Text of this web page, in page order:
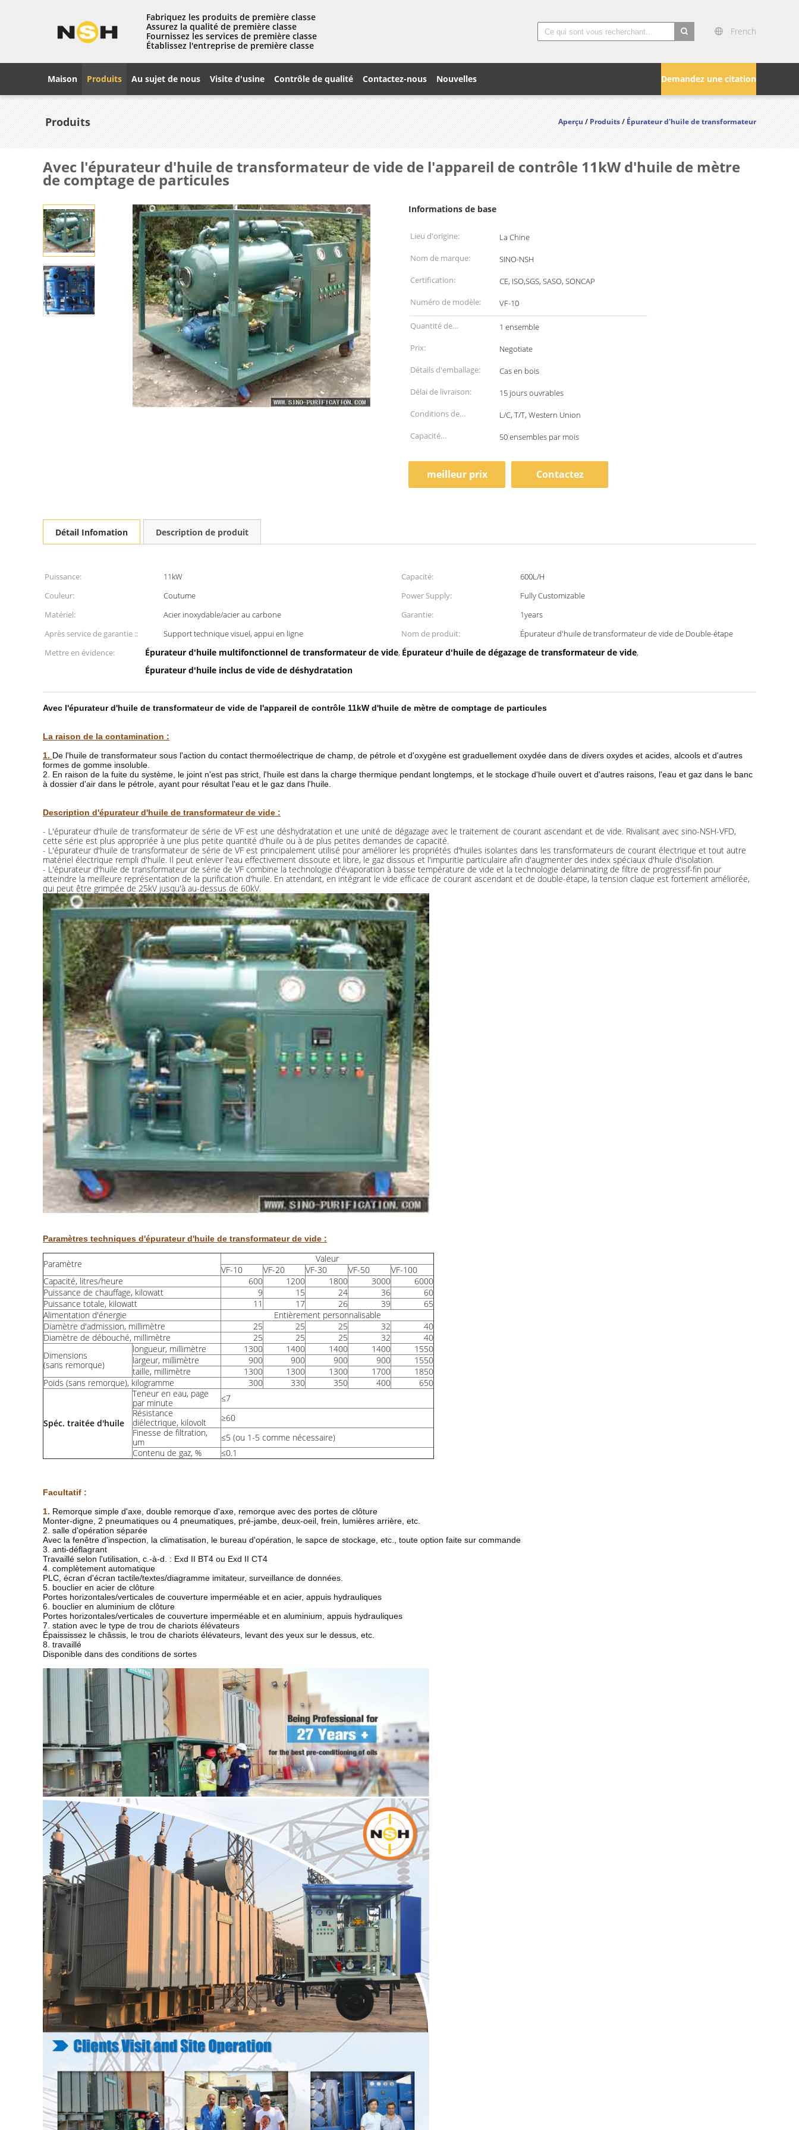
Fabriquez les produits de première classe
Assurez la qualité de première classe
Fournissez les services de première classe
Établissez l'entreprise de première classe
French
Demandez une citation
Maison Produits Au sujet de nous Visite d'usine Contrôle de qualité Contactez-nous Nouvelles
Produits Aperçu/Produits/Épurateur d'huile de transformateur
Avec l'épurateur d'huile de transformateur de vide de l'appareil de contrôle 11kW d'huile de mètre
de comptage de particules
Informations de base
Lieu d'origine:
La Chine
Nom de marque:
SINO-NSH
Certification:
CE, ISO,SGS, SASO, SONCAP
Numéro de modèle:
VF-10
Quantité de
commande min:
1 ensemble
Prix:
Negotiate
Détails d'emballage:
Cas en bois
Délai de livraison:
15 jours ouvrables
Conditions de
paiement:
L/C, T/T, Western Union
Capacité
50 ensembles par mois
meilleur prix Contactez
Détail Infomation Description de produit
Puissance: 11kW Capacité:
600L/H
Couleur:
Coutume Power Supply:
Fully Customizable
Matériel:
Acier inoxydable/acier au carbone Garantie:
1years
Après service de garantie ::
Support technique visuel, appui en ligne Nom de produit:
Épurateur d'huile de transformateur de vide de Double-étape
Mettre en évidence:
Épurateur d'huile multifonctionnel de transformateur de vide, Épurateur d'huile de dégazage de transformateur de vide,
Épurateur d'huile inclus de vide de déshydratation
Avec l'épurateur d'huile de transformateur de vide de l'appareil de contrôle 11kW d'huile de mètre de comptage de particules
La raison de la contamination :
1. De l'huile de transformateur sous l'action du contact thermoélectrique de champ, de pétrole et d'oxygène est graduellement oxydée dans de divers oxydes et acides, alcools et d'autres
formes de gomme insoluble.
2. En raison de la fuite du système, le joint n'est pas strict, l'huile est dans la charge thermique pendant longtemps, et le stockage d'huile ouvert et d'autres raisons, l'eau et gaz dans le banc
à dossier d'air dans le pétrole, ayant pour résultat l'eau et le gaz dans l'huile.
Description d'épurateur d'huile de transformateur de vide :
- L'épurateur d'huile de transformateur de série de VF est une déshydratation et une unité de dégazage avec le traitement de courant ascendant et de vide. Rivalisant avec sino-NSH-VFD,
cette série est plus appropriée à une plus petite quantité d'huile ou à de plus petites demandes de capacité.
- L'épurateur d'huile de transformateur de série de VF est principalement utilisé pour améliorer les propriétés d'huiles isolantes dans les transformateurs de courant électrique et tout autre
matériel électrique rempli d'huile. Il peut enlever l'eau effectivement dissoute et libre, le gaz dissous et l'impuritie particulaire afin d'augmenter des index spéciaux d'huile d'isolation.
- L'épurateur d'huile de transformateur de série de VF combine la technologie d'évaporation à basse température de vide et la technologie delaminating de filtre de progressif-fin pour
atteindre la meilleure représentation de la purification d'huile. En attendant, en intégrant le vide efficace de courant ascendant et de double-étape, la tension claque est fortement améliorée,
qui peut être grimpée de 25kV jusqu'à au-dessus de 60kV.
Paramètres techniques d'épurateur d'huile de transformateur de vide :
Paramètre
Valeur
VF-10
VF-20 VF-30 VF-50
VF-100
Capacité, litres/heure
600 1200 1800 3000
6000
Puissance de chauffage, kilowatt
9 15 24 36
60
Puissance totale, kilowatt
11 17 26 39
65
Alimentation d'énergie
Entièrement personnalisable
Diamètre d'admission, millimètre
25 25 25 32
40
Diamètre de débouché, millimètre
25 25 25 32
40
Dimensions
(sans remorque)
longueur, millimètre 1300 1400 1400 1400
1550
largeur, millimètre
900 900 900 900
1550
taille, millimètre
1300 1300 1300 1700
1850
Poids (sans remorque), kilogramme
300 330 350 400 650
Spéc. traitée d'huile
Teneur en eau, page
par minute
≤7
Résistance
diélectrique, kilovolt
≥60
Finesse de filtration,
um
≤5 (ou 1-5 comme nécessaire)
Contenu de gaz, %
≤0.1
Facultatif :
1. Remorque simple d'axe, double remorque d'axe, remorque avec des portes de clôture
Monter-digne, 2 pneumatiques ou 4 pneumatiques, pré-jambe, deux-oeil, frein, lumières arrière, etc.
2. salle d'opération séparée
Avec la fenêtre d'inspection, la climatisation, le bureau d'opération, le sapce de stockage, etc., toute option faite sur commande
3. anti-déflagrant
Travaillé selon l'utilisation, c.-à-d. : Exd II BT4 ou Exd II CT4
4. complètement automatique
PLC, écran d'écran tactile/textes/diagramme imitateur, surveillance de données.
5. bouclier en acier de clôture
Portes horizontales/verticales de couverture imperméable et en acier, appuis hydrauliques
6. bouclier en aluminium de clôture
Portes horizontales/verticales de couverture imperméable et en aluminium, appuis hydrauliques
7. station avec le type de trou de chariots élévateurs
Épaississez le châssis, le trou de chariots élévateurs, levant des yeux sur le dessus, etc.
8. travaillé
Disponible dans des conditions de sortes